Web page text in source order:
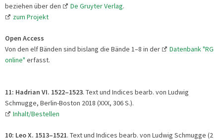
beziehen über den
De Gruyter Verlag.
zum Projekt
Open Access
Von den elf Bänden sind bislang die Bände 1–8 in der
Datenbank "RG
online" erfasst.
11: Hadrian VI. 1522–1523. Text und Indices bearb. von Ludwig
Schmugge, Berlin-Boston 2018 (XXX, 306 S.).
Inhalt/Bestellen
10: Leo X. 1513–1521. Text und Indices bearb. von Ludwig Schmugge (2